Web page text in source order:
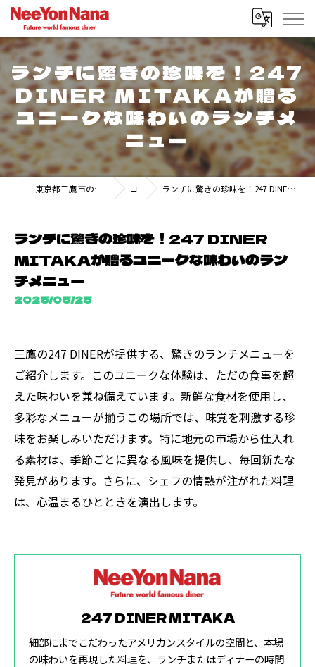
ランチに驚きの珍味を！247
DINER MITAKAが贈る
ユニークな味わいのランチメ
ニュー
東京都三鷹市のランチなら247 DINER MITAKA コラム ランチに驚きの珍味を！247 DINER MITAKAが贈るユニークな味わいのランチメニュー
ランチに驚きの珍味を！247 DINER
MITAKAが贈るユニークな味わいのラン
チメニュー
2025/05/25
三鷹の247 DINERが提供する、驚きのランチメニューを
ご紹介します。このユニークな体験は、ただの食事を超
えた味わいを兼ね備えています。新鮮な食材を使用し、
多彩なメニューが揃うこの場所では、味覚を刺激する珍
味をお楽しみいただけます。特に地元の市場から仕入れ
る素材は、季節ごとに異なる風味を提供し、毎回新たな
発見があります。さらに、シェフの情熱が注がれた料理
は、心温まるひとときを演出します。
247 DINER MITAKA
細部にまでこだわったアメリカンスタイルの空間と、本場
の味わいを再現した料理を、ランチまたはディナーの時間